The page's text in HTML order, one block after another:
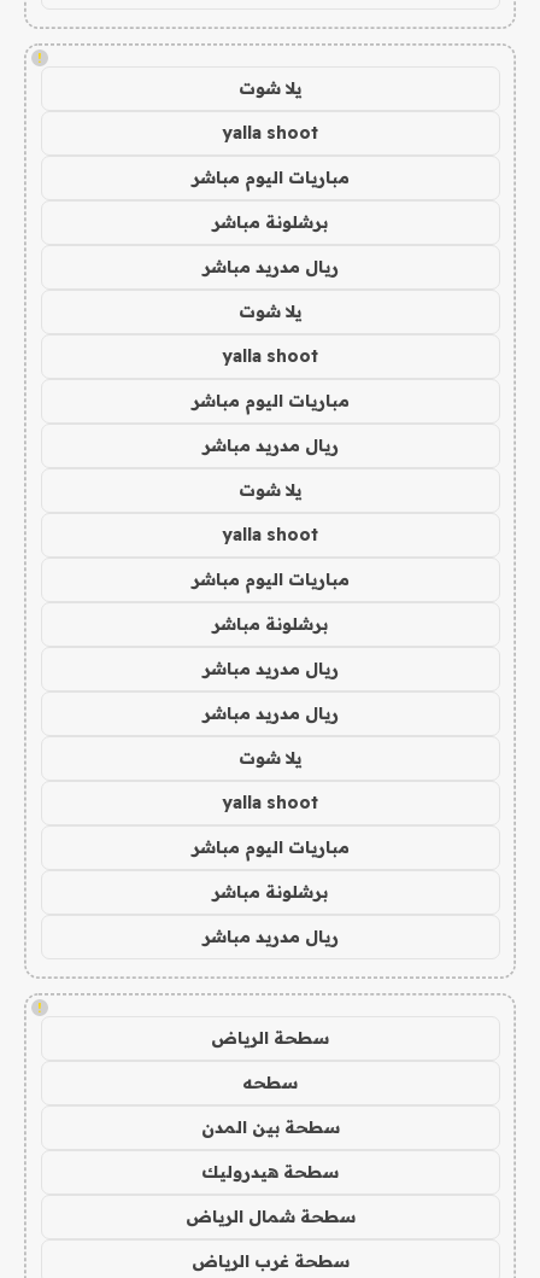
!
يلا شوت
yalla shoot
مباريات اليوم مباشر
برشلونة مباشر
ريال مدريد مباشر
يلا شوت
yalla shoot
مباريات اليوم مباشر
ريال مدريد مباشر
يلا شوت
yalla shoot
مباريات اليوم مباشر
برشلونة مباشر
ريال مدريد مباشر
ريال مدريد مباشر
يلا شوت
yalla shoot
مباريات اليوم مباشر
برشلونة مباشر
ريال مدريد مباشر
!
سطحة الرياض
سطحه
سطحة بين المدن
سطحة هيدروليك
سطحة شمال الرياض
سطحة غرب الرياض